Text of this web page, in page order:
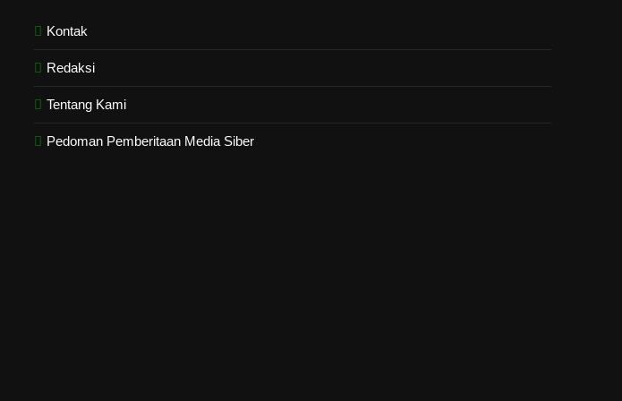
Kontak
Redaksi
Tentang Kami
Pedoman Pemberitaan Media Siber